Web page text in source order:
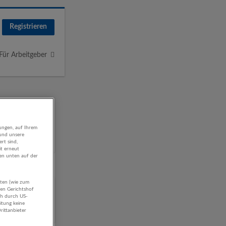
Registrieren
Für Arbeitgeber
auf Ihrem
unsere
sind,
erneut
unten auf der
(wie zum
Gerichtshof
durch US-
keine